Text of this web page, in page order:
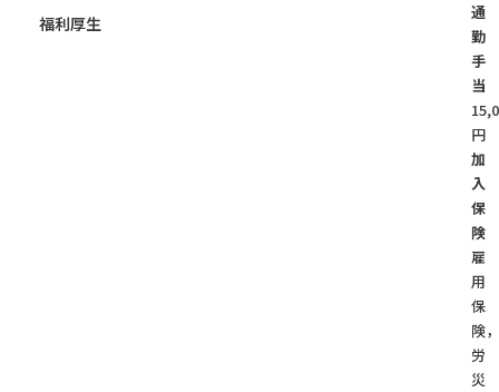
福利厚生
通
勤
手
当
円
加
入
保
険
雇
用
保
険，
労
災